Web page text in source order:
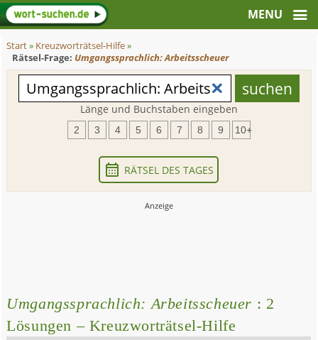
Start» Kreuzworträtsel-Hilfe»
Rätsel-Frage: Umgangssprachlich: Arbeitsscheuer
Länge und Buchstaben eingeben
2 3 4 5 6 7 8 9 10+
RÄTSEL DES TAGES
Umgangssprachlich: Arbeitsscheuer : 2
Lösungen – Kreuzworträtsel-Hilfe